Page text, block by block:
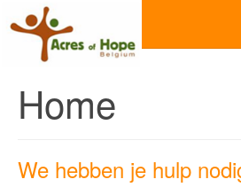
Home
We hebben je hulp